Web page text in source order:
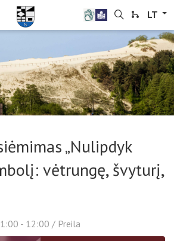
„Nulipdyk
vėtrungę, švyturį,
- 12:00 / Preila
LT